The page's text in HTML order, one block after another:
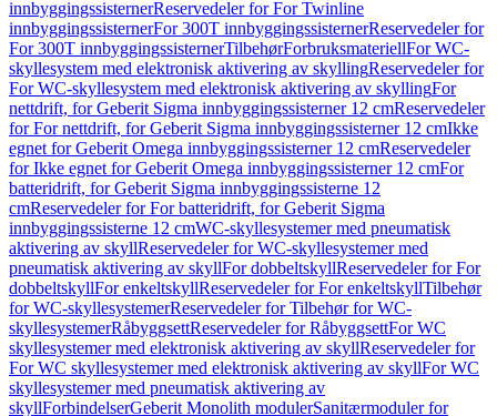
innbyggingssisternerReservedeler for For Twinline
innbyggingssisternerFor 300T innbyggingssisternerReservedeler for
For 300T innbyggingssisternerTilbehørForbruksmateriellFor WC-
skyllesystem med elektronisk aktivering av skyllingReservedeler for
For WC-skyllesystem med elektronisk aktivering av skyllingFor
nettdrift, for Geberit Sigma innbyggingssisterner 12 cmReservedeler
for For nettdrift, for Geberit Sigma innbyggingssisterner 12 cmIkke
egnet for Geberit Omega innbyggingssisterner 12 cmReservedeler
for Ikke egnet for Geberit Omega innbyggingssisterner 12 cmFor
batteridrift, for Geberit Sigma innbyggingssisterne 12
cmReservedeler for For batteridrift, for Geberit Sigma
innbyggingssisterne 12 cmWC-skyllesystemer med pneumatisk
aktivering av skyllReservedeler for WC-skyllesystemer med
pneumatisk aktivering av skyllFor dobbeltskyllReservedeler for For
dobbeltskyllFor enkeltskyllReservedeler for For enkeltskyllTilbehør
for WC-skyllesystemerReservedeler for Tilbehør for WC-
skyllesystemerRåbyggsettReservedeler for RåbyggsettFor WC
skyllesystemer med elektronisk aktivering av skyllReservedeler for
For WC skyllesystemer med elektronisk aktivering av skyllFor WC
skyllesystemer med pneumatisk aktivering av
skyllForbindelserGeberit Monolith modulerSanitærmoduler for